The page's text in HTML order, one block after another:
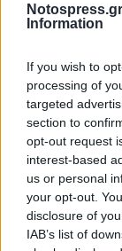
Information
If you wish to
processing of
targeted
section to
opt-out request
interest-based
us or personal
your opt-out.
disclosure of
IAB’s list of
Σχετικά